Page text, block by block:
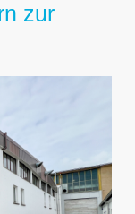
zur